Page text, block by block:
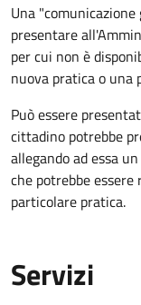
Una
presentare
per cui non è
nuova pratica o
Può essere
cittadino potrebbe
allegando ad essa
che potrebbe
particolare pratica.
Servizi